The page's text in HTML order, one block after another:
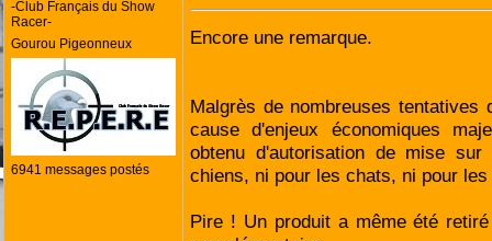
-Club Français du Show
Racer-
Gourou Pigeonneux
6941 messages postés
Encore une remarque.
Malgrès de nombreuses tentatives
cause d'enjeux économiques
obtenu d'autorisation de mise
chiens, ni pour les chats, ni pour
Pire ! Un produit a même été